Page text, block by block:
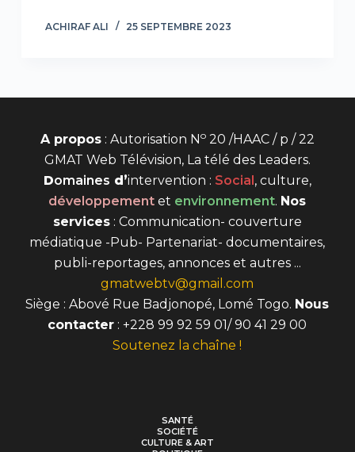
ACHIRAF ALI 25 SEPTEMBRE 2023
A propos: Autorisation N o20 /HAAC / p / 22
GMAT Web Télévision, La télé des Leaders.
Domaines d’intervention : Social , culture,
développement et environnement. Nos
services: Communication- couverture
médiatique -Pub- Partenariat- documentaires,
publi-reportages, annonces et autres ...
gmatwebtv@gmail.com
Siège : Abové Rue Badjonopé, Lomé Togo. Nous
contacter : +228 99 92 59 01/ 90 41 29 00
Soutenez la chaîne !
SANTÉ
SOCIÉTÉ
CULTURE & ART